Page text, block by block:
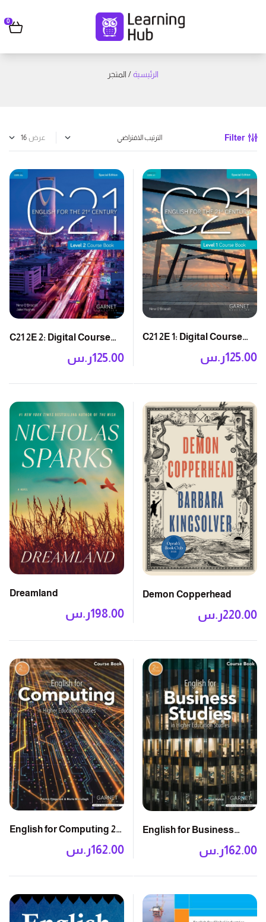
0
الرئيسية/ المتجر
Filter عرض
C21 2E 1: Digital Course
ر.س125.00
C21 2E 2: Digital Course
ر.س125.00
Demon Copperhead
ر.س220.00
Dreamland
ر.س198.00
English for Business
Studies 2E: Course Book
ر.س162.00
English for Computing 2E:
ر.س162.00